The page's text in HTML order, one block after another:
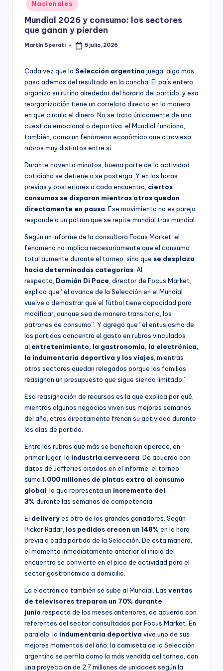
y
in
Nacionales
Mundial 2026 y consumo: los sectores
que ganan y pierden
Posted
Martín Sperati 5 julio, 2026
Cada vez que la Selección argentina juega, algo más
pasa además del resultado en la cancha. El país entero
organiza su rutina alrededor del horario del partido, y esa
reorganización tiene un correlato directo en la manera
en que circula el dinero. No se trata únicamente de una
cuestión emocional o deportiva: el Mundial funciona,
también, como un fenómeno económico que atraviesa
rubros muy distintos entre sí.
Durante noventa minutos, buena parte de la actividad
cotidiana se detiene o se posterga. Y en las horas
previas y posteriores a cada encuentro, ciertos
consumos se disparan mientras otros quedan
directamente en pausa . Ese movimiento no es parejo:
responde a un patrón que se repite mundial tras mundial.
Según un informe de la consultora Focus Market, el
fenómeno no implica necesariamente que el consumo
total aumente durante el torneo, sino que se desplaza
hacia determinadas categorías . Al
respecto, Damián Di Pace , director de Focus Market,
explicó que “el avance de la Selección en el Mundial
vuelve a demostrar que el fútbol tiene capacidad para
modificar, aunque sea de manera transitoria, los
patrones de consumo”. Y agregó que “el entusiasmo de
los partidos concentra el gasto en rubros vinculados
al entretenimiento, la gastronomía, la electrónica,
la indumentaria deportiva y los viajes , mientras
otros sectores quedan relegados porque las familias
reasignan un presupuesto que sigue siendo limitado”.
Esa reasignación de recursos es la que explica por qué,
mientras algunos negocios viven sus mejores semanas
del año, otros directamente frenan su actividad durante
los días de partido.
Entre los rubros que más se benefician aparece, en
primer lugar, la industria cervecera . De acuerdo con
datos de Jefferies citados en el informe, el torneo
suma 1.000 millones de pintas extra al consumo
global , lo que representa un incremento del
3% durante las semanas de competencia.
El deliveryes otro de los grandes ganadores. Según
Picker Radar, los pedidos crecen un 148% en la hora
previa a cada partido de la Selección. De esta manera,
el momento inmediatamente anterior al inicio del
encuentro se convierte en el pico de actividad para el
sector gastronómico a domicilio.
La electrónica también se sube al Mundial. Las ventas
de televisores treparon un 70% durante
junio respecto de los meses anteriores, de acuerdo con
referentes del sector consultados por Focus Market. En
paralelo, la indumentaria deportiva vive uno de sus
mejores momentos del año: la camiseta de la Selección
argentina se perfila como la más vendida del torneo, con
una proyección de 2,7 millones de unidades según la